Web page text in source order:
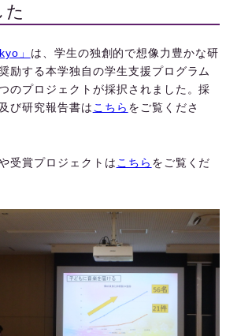
」 は、学生の独創的で想像力豊かな研
励する本学独自の学生支援プログラム
のプロジェクトが採択されました。採
び研究報告書は こちら をご覧くださ
受賞プロジェクトは こちら をご覧くだ